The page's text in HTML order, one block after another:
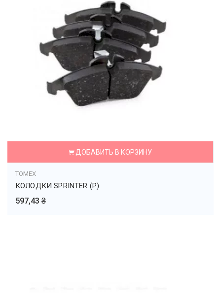
ДОБАВИТЬ В КОРЗИНУ
TOMEX
КОЛОДКИ SPRINTER (P)
597,43 ₴